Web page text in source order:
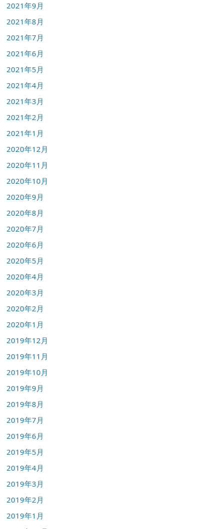
2021年9月
2021年8月
2021年7月
2021年6月
2021年5月
2021年4月
2021年3月
2021年2月
2021年1月
2020年12月
2020年11月
2020年10月
2020年9月
2020年8月
2020年7月
2020年6月
2020年5月
2020年4月
2020年3月
2020年2月
2020年1月
2019年12月
2019年11月
2019年10月
2019年9月
2019年8月
2019年7月
2019年6月
2019年5月
2019年4月
2019年3月
2019年2月
2019年1月